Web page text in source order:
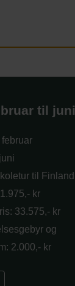
til juni
februar
til Finland
kr
33.575,- kr
og
2.000,- kr